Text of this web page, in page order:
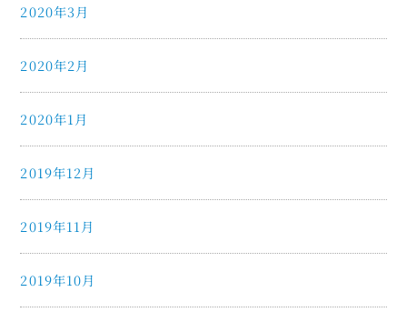
2020年3月
2020年2月
2020年1月
2019年12月
2019年11月
2019年10月